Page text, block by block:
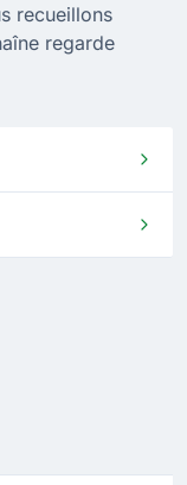
recueillons
regarde